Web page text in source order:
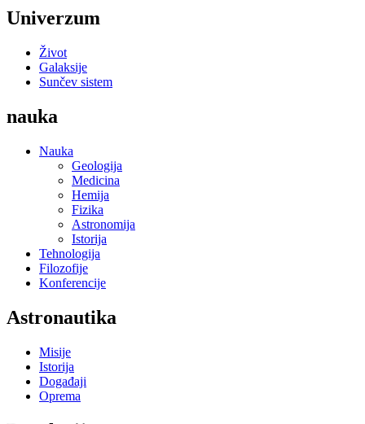
Univerzum
Život
Galaksije
Sunčev sistem
nauka
Nauka
Geologija
Medicina
Hemija
Fizika
Astronomija
Istorija
Tehnologija
Filozofije
Konferencije
Astronautika
Misije
Istorija
Događaji
Oprema